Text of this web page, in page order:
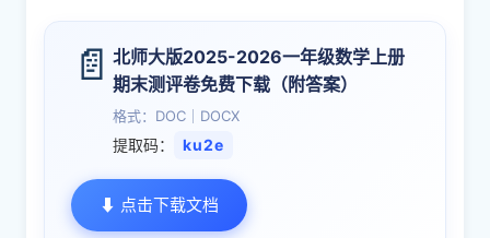
📄 北师大版2025-2026一年级数学上册
期末测评卷免费下载（附答案）
格式：DOC｜DOCX
提取码： ku2e
⬇ 点击下载文档